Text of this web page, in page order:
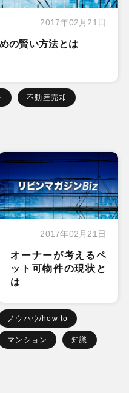
2017年02月21日
の賢い方法とは
不動産売却
2017年02月21日
オーナーが考えるペ
ット可物件の現状と
は
ノウハウ/how to
マンション 知識